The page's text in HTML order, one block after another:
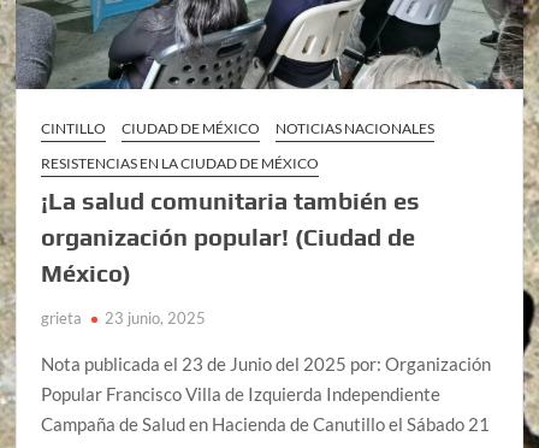
CINTILLO CIUDAD DE MÉXICO
NOTICIAS NACIONALES
RESISTENCIAS EN LA CIUDAD DE MÉXICO
¡La salud comunitaria también es
organización popular! (Ciudad de
México)
grieta 23 junio, 2025
Nota publicada el 23 de Junio del 2025 por: Organización
Popular Francisco Villa de Izquierda Independiente
Campaña de Salud en Hacienda de Canutillo el Sábado 21